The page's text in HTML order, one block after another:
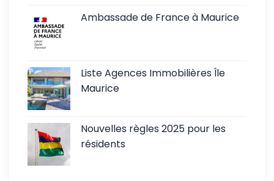
Ambassade de France à Maurice
Liste Agences Immobilières Île
Maurice
Nouvelles règles 2025 pour les
résidents